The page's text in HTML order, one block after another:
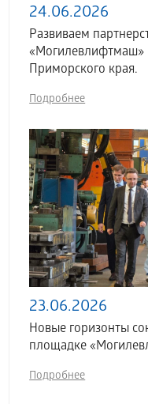
24.06.2026
Развиваем
«Могилевлифтмаш»
Приморского края.
Подробнее
23.06.2026
Новые горизонты
площадке
Подробнее